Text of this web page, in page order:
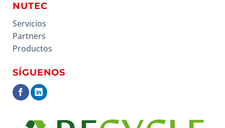
NUTEC
Servicios
Partners
Productos
SÍGUENOS